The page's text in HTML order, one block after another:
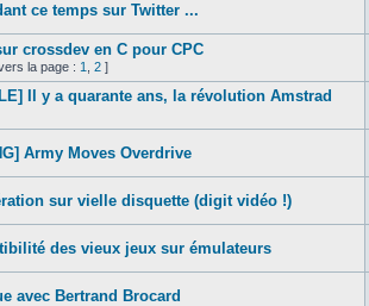
ce temps sur Twitter ...
crossdev en C pour CPC
la page : 1 2 ]
Il y a quarante ans, la révolution Amstrad
Army Moves Overdrive
sur vielle disquette (digit vidéo !)
des vieux jeux sur émulateurs
avec Bertrand Brocard